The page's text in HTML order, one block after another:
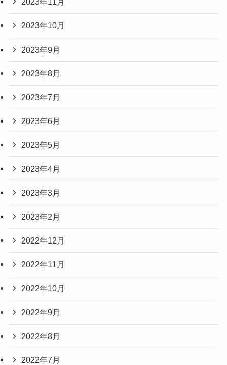
2023年10月
2023年9月
2023年8月
2023年7月
2023年6月
2023年5月
2023年4月
2023年3月
2023年2月
2022年12月
2022年11月
2022年10月
2022年9月
2022年8月
2022年7月